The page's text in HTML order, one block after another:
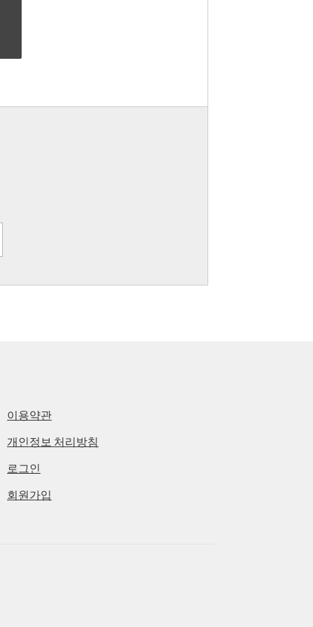
이용약관
개인정보 처리방침
로그인
회원가입